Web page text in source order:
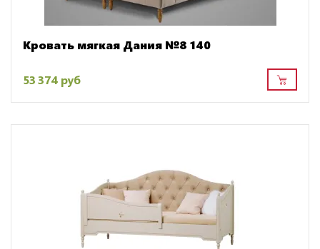
Кровать мягкая Дания №8 140
53 374 руб